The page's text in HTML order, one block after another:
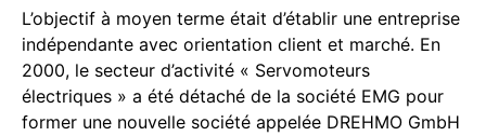
L’objectif à moyen terme était d’établir une entreprise
indépendante avec orientation client et marché. En
2000, le secteur d’activité « Servomoteurs
électriques » a été détaché de la société EMG pour
former une nouvelle société appelée DREHMO GmbH